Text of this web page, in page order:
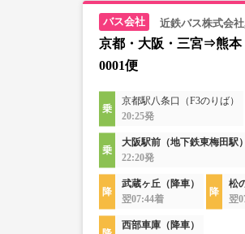
近鉄バス株式会
京都・大阪・三宮⇒熊本
0001便
京都駅八条口（F3のりば）
20:25発
大阪駅前（地下鉄東梅田駅）
22:20発
武蔵ヶ丘（降車）
翌07:44着
松
翌
西部車庫（降車）